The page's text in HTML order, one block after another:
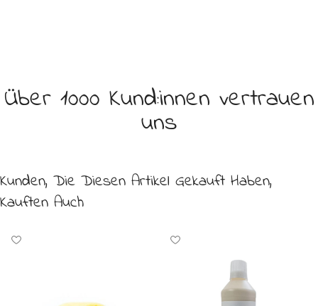
Über 1000 Kund:innen vertrauen
uns
Kunden, Die Diesen Artikel Gekauft Haben,
Kauften Auch